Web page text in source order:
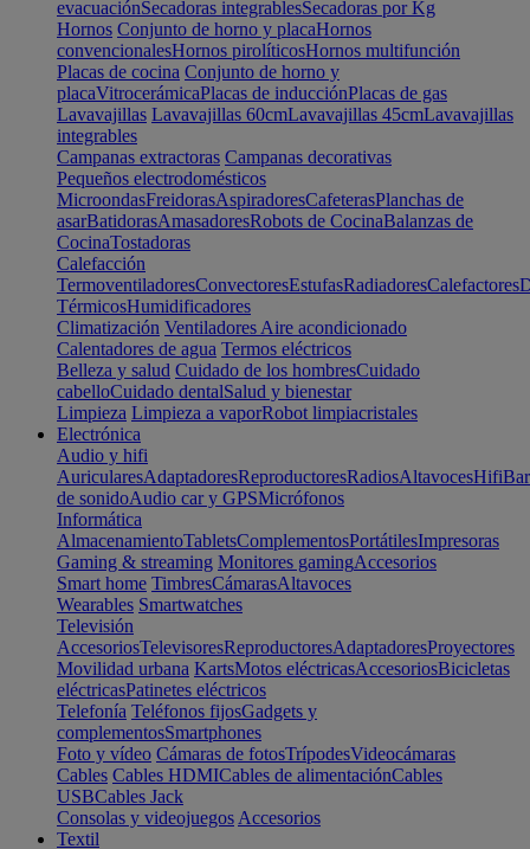
evacuaciónSecadoras integrablesSecadoras por Kg
Hornos Conjunto de horno y placaHornos
convencionalesHornos pirolíticosHornos multifunción
Placas de cocina Conjunto de horno y
placaVitrocerámicaPlacas de inducciónPlacas de gas
Lavavajillas Lavavajillas 60cmLavavajillas 45cmLavavajillas
integrables
Campanas extractoras Campanas decorativas
Pequeños electrodomésticos
MicroondasFreidorasAspiradoresCafeterasPlanchas de
asarBatidorasAmasadoresRobots de CocinaBalanzas de
CocinaTostadoras
Calefacción
TermoventiladoresConvectoresEstufasRadiadoresCalefactores
TérmicosHumidificadores
Climatización Ventiladores Aire acondicionado
Calentadores de agua Termos eléctricos
Belleza y salud Cuidado de los hombresCuidado
cabelloCuidado dentalSalud y bienestar
Limpieza Limpieza a vaporRobot limpiacristales
Electrónica
Audio y hifi
AuricularesAdaptadoresReproductoresRadiosAltavocesHifi
de sonidoAudio car y GPSMicrófonos
Informática
AlmacenamientoTabletsComplementosPortátilesImpresoras
Gaming & streaming Monitores gamingAccesorios
Smart home TimbresCámarasAltavoces
Wearables Smartwatches
Televisión
AccesoriosTelevisoresReproductoresAdaptadoresProyectores
Movilidad urbana KartsMotos eléctricasAccesoriosBicicletas
eléctricasPatinetes eléctricos
Telefonía Teléfonos fijosGadgets y
complementosSmartphones
Foto y vídeo Cámaras de fotosTrípodesVideocámaras
Cables Cables HDMICables de alimentaciónCables
USBCables Jack
Consolas y videojuegos Accesorios
Textil